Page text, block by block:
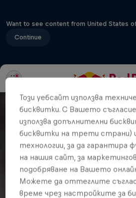
Want to see content from United States
Continue
Този уебсайт използва
бисквитки. С Вашето
използва допълнителни
бисквитки на трети страни)
технологии, за да гарантира
на нашия сайт, за
подобряване на Вашето
Можете да оттеглите
време чрез настройките за